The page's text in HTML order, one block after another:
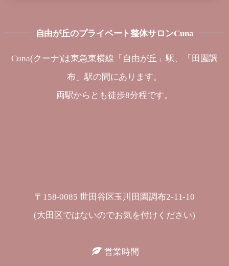
自由が丘のプライベート整体サロンCuna
Cuna(クーナ)は東急東横線「自由が丘」駅、「田園調
布」駅の間にあります。
両駅からとも徒歩8分程です。
〒158-0085 世田谷区玉川田園調布2-11-10
(大田区ではないのでお気を付けください)
営業時間